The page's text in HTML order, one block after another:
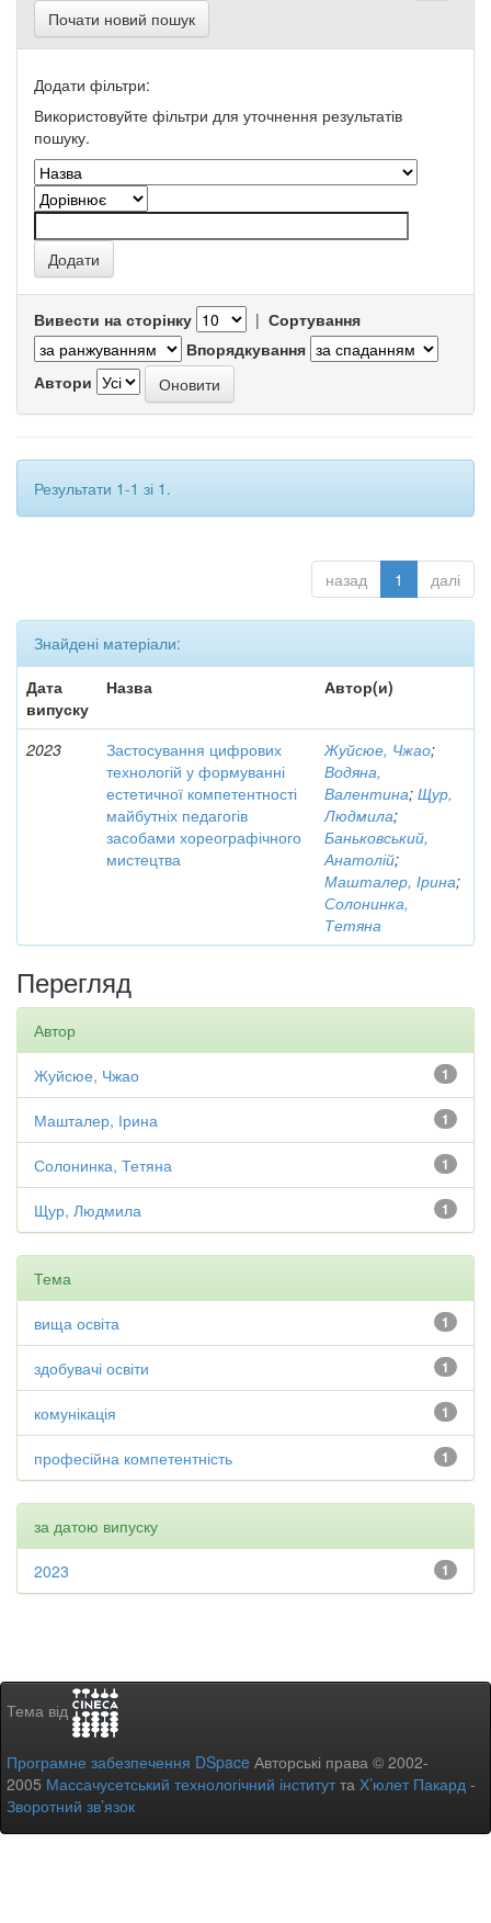
Почати новий пошук
Додати фільтри:
Використовуйте фільтри для уточнення результатів
пошуку.
Вивести на сторінку | Сортування
Впорядкування
Автори
Результати 1-1 зі 1.
назад 1 далі
Знайдені матеріали:
Дата
випуску
Назва Автор(и)
2023
Застосування цифрових
технологій у формуванні
естетичної компетентності
майбутніх педагогів
засобами хореографічного
мистецтва
Жуйсюе, Чжао;
Водяна,
Валентина; Щур,
Людмила;
Баньковський,
Анатолій;
Машталер, Ірина;
Солонинка,
Тетяна
Перегляд
Автор
1
Жуйсюе, Чжао
1
Машталер, Ірина
1
Солонинка, Тетяна
1
Щур, Людмила
Тема
1
вища освіта
1
здобувачі освіти
1
комунікація
1
професійна компетентність
за датою випуску
1
2023
Тема від
Програмне забезпечення DSpace Авторські права © 2002-
2005 Массачусетський технологічний інститутта Х’юлет Пакард -
Зворотний зв’язок